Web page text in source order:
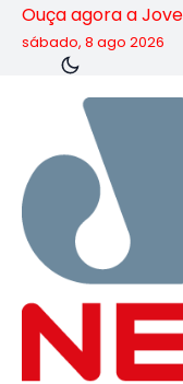
Ouça agora a
sábado, 8 ago 2026